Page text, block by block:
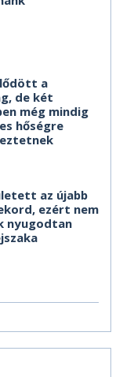
a
de két
még mindig
hőségre
az újabb
ezért nem
nyugodtan